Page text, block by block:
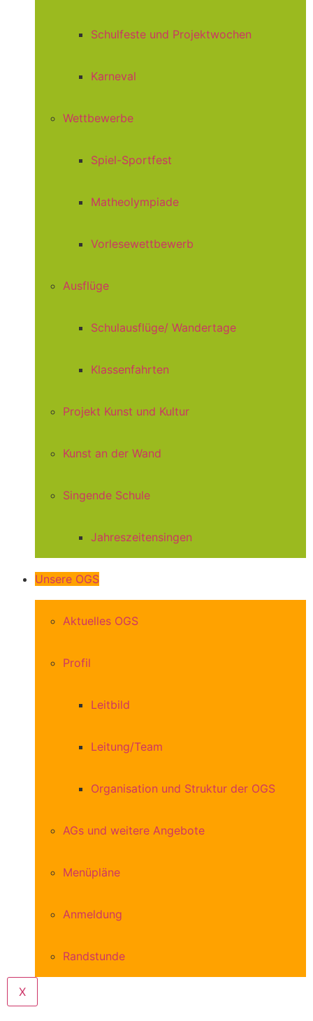
Schulfeste und Projektwochen
Karneval
Wettbewerbe
Spiel-Sportfest
Matheolympiade
Vorlesewettbewerb
Ausflüge
Schulausflüge/ Wandertage
Klassenfahrten
Projekt Kunst und Kultur
Kunst an der Wand
Singende Schule
Jahreszeitensingen
Unsere OGS
Aktuelles OGS
Profil
Leitbild
Leitung/Team
Organisation und Struktur der OGS
AGs und weitere Angebote
Menüpläne
Anmeldung
Randstunde
X